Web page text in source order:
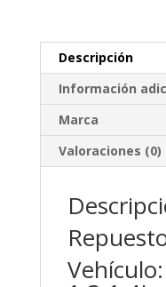
GMB
cantidad
Descripción
Información
Marca
Valoraciones (0)